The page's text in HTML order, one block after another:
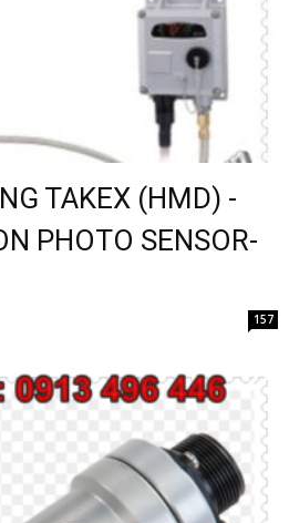
TAKEX (HMD) -
PHOTO SENSOR-
157